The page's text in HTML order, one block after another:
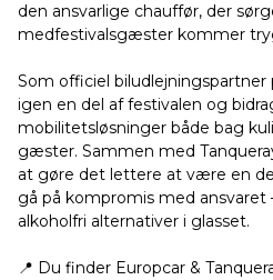
den ansvarlige chauffør, der
medfestivalsgæster kommer
Som officiel biludlejningspartner
igen en del af festivalen og
mobilitetsløsninger både bag
gæster. Sammen med
at gøre det lettere at være en
gå på kompromis med ansvaret
alkoholfri alternativer i glasset.
📍 Du finder Europcar &